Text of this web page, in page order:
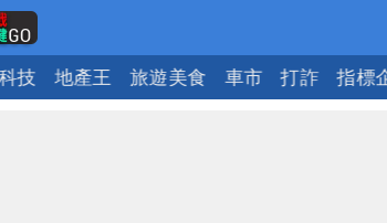
技 地產王 旅遊美食 車市 打詐 指標